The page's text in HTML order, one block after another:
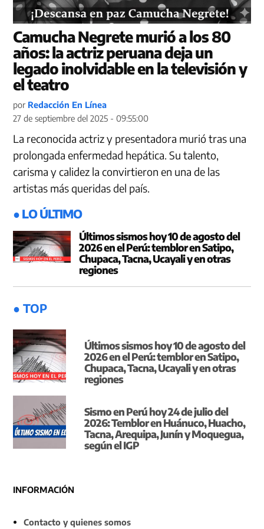
Camucha Negrete murió a los 80
años: la actriz peruana deja un
legado inolvidable en la televisión y
el teatro
por Redacción En Línea
27 de septiembre del 2025 - 09:55:00
La reconocida actriz y presentadora murió tras una
prolongada enfermedad hepática. Su talento,
carisma y calidez la convirtieron en una de las
artistas más queridas del país.
● LO ÚLTIMO
Últimos sismos hoy 10 de agosto del
2026 en el Perú: temblor en Satipo,
Chupaca, Tacna, Ucayali y en otras
regiones
● TOP
Últimos sismos hoy 10 de agosto del
2026 en el Perú: temblor en Satipo,
Chupaca, Tacna, Ucayali y en otras
regiones
Sismo en Perú hoy 24 de julio del
2026: Temblor en Huánuco, Huacho,
Tacna, Arequipa, Junín y Moquegua,
según el IGP
INFORMACIÓN
Contacto y quienes somos